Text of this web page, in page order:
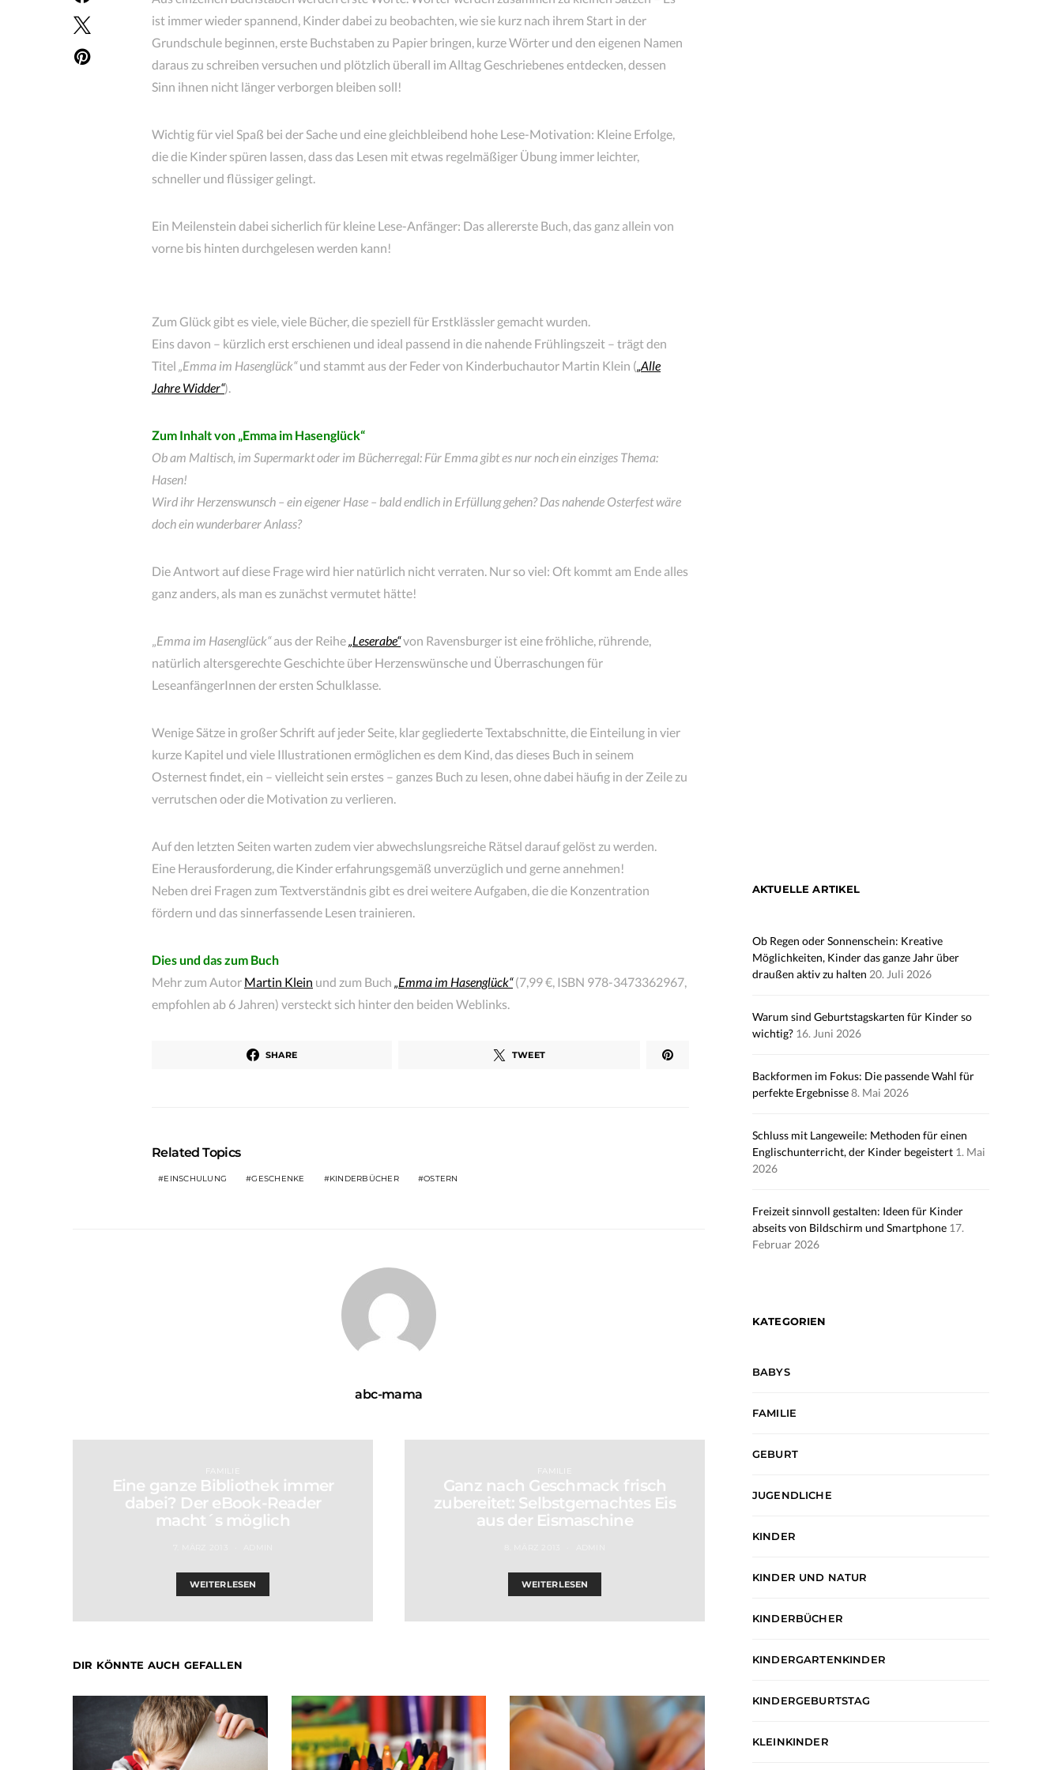
ist immer wieder spannend, Kinder dabei zu beobachten, wie sie kurz nach ihrem Start in der
Grundschule beginnen, erste Buchstaben zu Papier bringen, kurze Wörter und den eigenen Namen
daraus zu schreiben versuchen und plötzlich überall im Alltag Geschriebenes entdecken, dessen
Sinn ihnen nicht länger verborgen bleiben soll!
Wichtig für viel Spaß bei der Sache und eine gleichbleibend hohe Lese-Motivation: Kleine Erfolge,
die die Kinder spüren lassen, dass das Lesen mit etwas regelmäßiger Übung immer leichter,
schneller und flüssiger gelingt.
Ein Meilenstein dabei sicherlich für kleine Lese-Anfänger: Das allererste Buch, das ganz allein von
vorne bis hinten durchgelesen werden kann!
Zum Glück gibt es viele, viele Bücher, die speziell für Erstklässler gemacht wurden.
Eins davon – kürzlich erst erschienen und ideal passend in die nahende Frühlingszeit – trägt den
Titel „Emma im Hasenglück“und stammt aus der Feder von Kinderbuchautor Martin Klein („Alle
Jahre Widder“).
Zum Inhalt von „Emma im Hasenglück“
Ob am Maltisch, im Supermarkt oder im Bücherregal: Für Emma gibt es nur noch ein einziges Thema:
Hasen!
Wird ihr Herzenswunsch – ein eigener Hase – bald endlich in Erfüllung gehen? Das nahende Osterfest wäre
doch ein wunderbarer Anlass?
Die Antwort auf diese Frage wird hier natürlich nicht verraten. Nur so viel: Oft kommt am Ende alles
ganz anders, als man es zunächst vermutet hätte!
„Emma im Hasenglück“aus der Reihe„Leserabe“von Ravensburger ist eine fröhliche, rührende,
natürlich altersgerechte Geschichte über Herzenswünsche und Überraschungen für
LeseanfängerInnen der ersten Schulklasse.
Wenige Sätze in großer Schrift auf jeder Seite, klar gegliederte Textabschnitte, die Einteilung in vier
kurze Kapitel und viele Illustrationen ermöglichen es dem Kind, das dieses Buch in seinem
Osternest findet, ein – vielleicht sein erstes – ganzes Buch zu lesen, ohne dabei häufig in der Zeile zu
verrutschen oder die Motivation zu verlieren.
Auf den letzten Seiten warten zudem vier abwechslungsreiche Rätsel darauf gelöst zu werden.
Eine Herausforderung, die Kinder erfahrungsgemäß unverzüglich und gerne annehmen!
Neben drei Fragen zum Textverständnis gibt es drei weitere Aufgaben, die die Konzentration
fördern und das sinnerfassende Lesen trainieren.
Dies und das zum Buch
Mehr zum Autor Martin Klein und zum Buch „Emma im Hasenglück“(7,99 €, ISBN 978-3473362967,
empfohlen ab 6 Jahren) versteckt sich hinter den beiden Weblinks.
SHARE TWEET
Related Topics
EINSCHULUNG GESCHENKE KINDERBÜCHER OSTERN
abc-mama
FAMILIE
Eine ganze Bibliothek immer
dabei? Der eBook-Reader
macht´s möglich
WEITERLESEN
FAMILIE
Ganz nach Geschmack frisch
zubereitet: Selbstgemachtes Eis
aus der Eismaschine
WEITERLESEN
DIR KÖNNTE AUCH GEFALLEN
AKTUELLE ARTIKEL
Ob Regen oder Sonnenschein: Kreative
Möglichkeiten, Kinder das ganze Jahr über
draußen aktiv zu halten 20. Juli 2026
Warum sind Geburtstagskarten für Kinder so
wichtig? 16. Juni 2026
Backformen im Fokus: Die passende Wahl für
perfekte Ergebnisse8. Mai 2026
Schluss mit Langeweile: Methoden für einen
Englischunterricht, der Kinder begeistert 1. Mai
2026
Freizeit sinnvoll gestalten: Ideen für Kinder
abseits von Bildschirm und Smartphone 17.
Februar 2026
KATEGORIEN
BABYS
FAMILIE
GEBURT
JUGENDLICHE
KINDER
KINDER UND NATUR
KINDERBÜCHER
KINDERGARTENKINDER
KINDERGEBURTSTAG
KLEINKINDER